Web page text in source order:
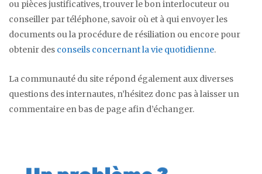
ou pièces justificatives, trouver le bon interlocuteur ou
conseiller par téléphone, savoir où et à qui envoyer les
documents ou la procédure de résiliation ou encore pour
obtenir des conseils concernant la vie quotidienne.
La communauté du site répond également aux diverses
questions des internautes, n’hésitez donc pas à laisser un
commentaire en bas de page afin d’échanger.